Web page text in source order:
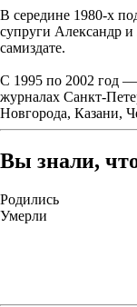
В середине 1980-х
супруги Александр
самиздате.
С 1995 по 2002 год —
журналах Санкт-
Новгорода, Казани,
Вы знали,
Родились
Умерли